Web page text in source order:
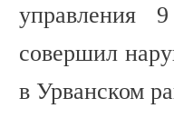
управления
совершил
в Урванском